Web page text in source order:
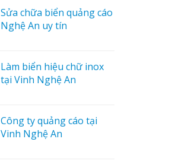
Sửa chữa biển quảng cáo
Nghệ An uy tín
Làm biển hiệu chữ inox
tại Vinh Nghệ An
Công ty quảng cáo tại
Vinh Nghệ An